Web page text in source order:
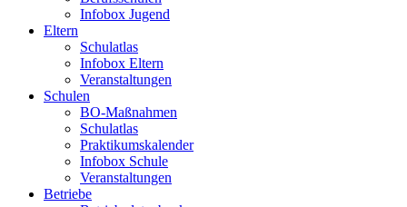
Infobox Jugend
Eltern
Schulatlas
Infobox Eltern
Veranstaltungen
Schulen
BO-Maßnahmen
Schulatlas
Praktikumskalender
Infobox Schule
Veranstaltungen
Betriebe